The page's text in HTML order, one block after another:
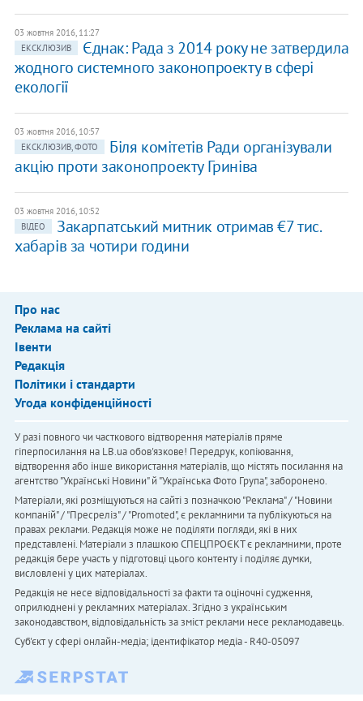
03 жовтня 2016, 11:27
ЕКСКЛЮЗИВ
Єднак: Рада з 2014 року не затвердила
жодного системного законопроекту в сфері
екології
03 жовтня 2016, 10:57
ЕКСКЛЮЗИВ, ФОТО
Біля комітетів Ради організували
акцію проти законопроекту Гриніва
03 жовтня 2016, 10:52
ВІДЕО
Закарпатський митник отримав €7 тис.
хабарів за чотири години
Про нас
Реклама на сайті
Івенти
Редакція
Політики і стандарти
Угода конфіденційності
У разі повного чи часткового відтворення матеріалів пряме
гіперпосилання на LB.ua обов'язкове! Передрук, копіювання,
відтворення або інше використання матеріалів, що містять посилання на
агентство "Українськi Новини" й "Українська Фото Група", заборонено.
Матеріали, які розміщуються на сайті з позначкою "Реклама" / "Новини
компаній" / "Пресреліз" / "Promoted", є рекламними та публікуються на
правах реклами. Редакція може не поділяти погляди, які в них
представлені. Матеріали з плашкою СПЕЦПРОЄКТ є рекламними, проте
редакція бере участь у підготовці цього контенту і поділяє думки,
висловлені у цих матеріалах.
Редакція не несе відповідальності за факти та оціночні судження,
оприлюднені у рекламних матеріалах. Згідно з українським
законодавством, відповідальність за зміст реклами несе рекламодавець.
Cуб'єкт у сфері онлайн-медіа; ідентифікатор медіа - R40-05097